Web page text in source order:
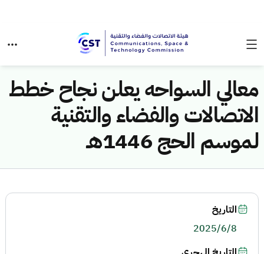
معالي السواحه يعلن نجاح خطط
الاتصالات والفضاء والتقنية
لموسم الحج 1446هـ
التاريخ
2025/6/8